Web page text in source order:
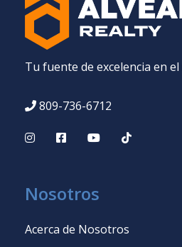
Tu fuente de excelencia en
809-736-6712
Nosotros
Acerca de Nosotros